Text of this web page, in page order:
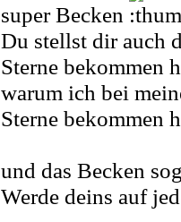
super Becken
Du stellst dir auch
Sterne bekommen
warum ich bei
Sterne bekommen
und das Becken
Werde deins auf